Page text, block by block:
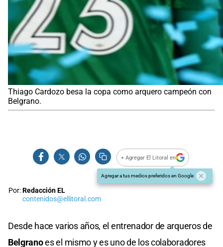
Thiago Cardozo besa la copa como arquero campeón con
Belgrano.
+ Agregar El Litoral en
Agregar a tus medios preferidos en Google
Por:Redacción EL
contenidos@ellitoral.com
Desde hace varios años, el entrenador de arqueros de
Belgranoes el mismo y es uno de los colaboradores